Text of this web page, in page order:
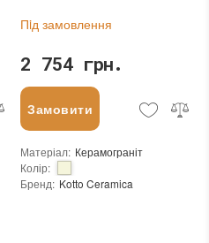
Пiд замовлення
2 754 грн.
Замовити
Матеріал: Керамограніт
Колір:
Бренд: Kotto Ceramica